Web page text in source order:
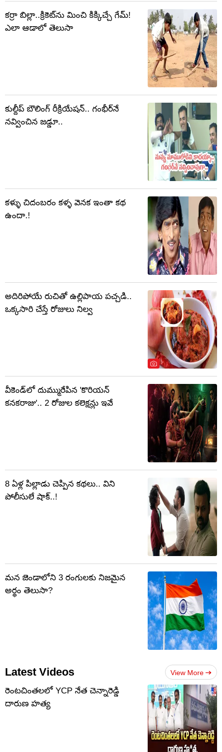
కర్రా బిల్లా..క్రికెట్‌ను మించి కిక్కిచ్చే గేమ్!
ఎలా ఆడాలో తెలుసా
కుల్దీప్ బౌలింగ్ రీక్రియేషన్.. గంభీర్‌నే
నవ్వించిన జడ్డూ..
కళ్ళు చిదంబరం కళ్ళ వెనక ఇంతా కథ
ఉందా.!
అదిరిపోయే రుచితో ఉల్లిపాయ పచ్చడి..
ఒక్కసారి చేస్తే రోజులు నిల్వ
వీకెండ్‌లో దుమ్మురేపిన 'కొరియన్
కనకరాజు'.. 2 రోజుల కలెక్షన్లు ఇవే
8 ఏళ్ల పిల్లాడు చెప్పిన కథలు.. విని
పోలీసులే షాక్..!
మన జెండాలోని 3 రంగులకు నిజమైన
అర్థం తెలుసా?
Latest Videos View More
రెంటచింతలలో YCP నేత చెన్నారెడ్డి
దారుణ హత్య